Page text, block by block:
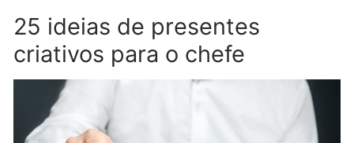
25 ideias de presentes
criativos para o chefe